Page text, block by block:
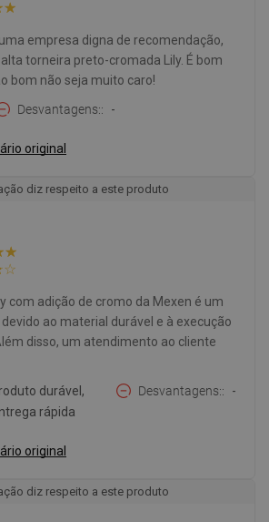
empresa digna de recomendação,
torneira preto-cromada Lily. É bom
bom não seja muito caro!
Desvantagens: -
original
diz respeito a este produto
com adição de cromo da Mexen é um
ao material durável e à execução
disso, um atendimento ao cliente
durável,
rápida
Desvantagens: -
original
diz respeito a este produto